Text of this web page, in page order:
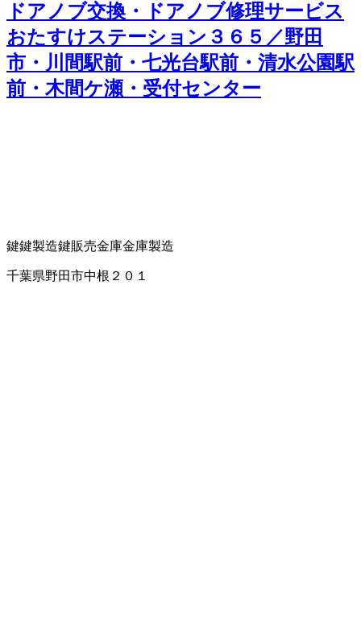
ドアノブ交換・ドアノブ修理サービス
おたすけステーション３６５／野田
市・川間駅前・七光台駅前・清水公園駅
前・木間ケ瀬・受付センター
鍵鍵製造鍵販売金庫金庫製造
千葉県野田市中根２０１